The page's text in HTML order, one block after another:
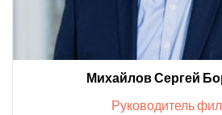
Михайлов Сергей
Руководитель